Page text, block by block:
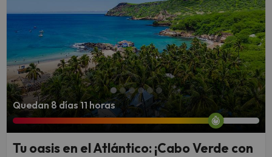
Quedan 8 días 11 horas
Tu oasis en el Atlántico: ¡Cabo Verde con